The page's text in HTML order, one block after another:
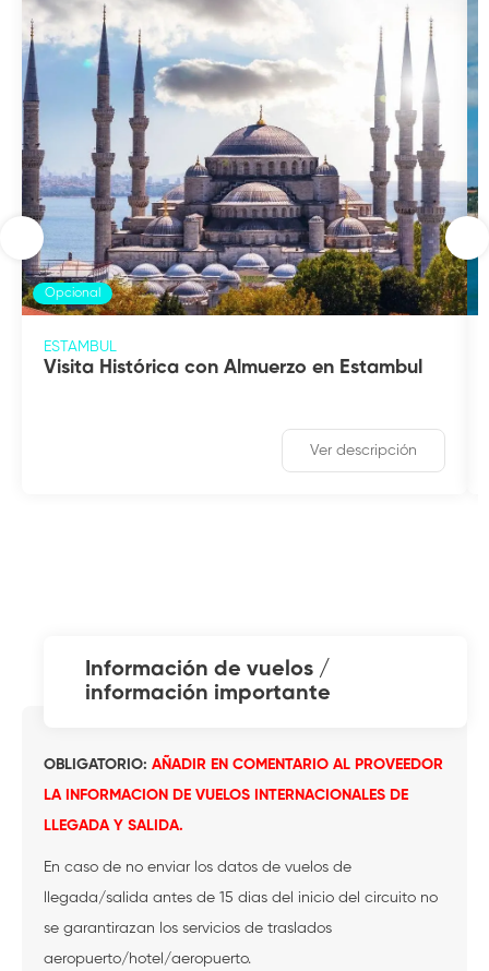
Opcional
ESTAMBUL
Visita Histórica con Almuerzo en Estambul
Ver descripción
información de vuelos /
información importante
OBLIGATORIO: AÑADIR EN COMENTARIO AL PROVEEDOR
LA INFORMACION DE VUELOS INTERNACIONALES DE
LLEGADA Y SALIDA.
En caso de no enviar los datos de vuelos de
llegada/salida antes de 15 dias del inicio del circuito no
se garantirazan los servicios de traslados
aeropuerto/hotel/aeropuerto.